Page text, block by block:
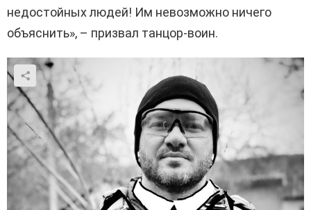
недостойных людей! Им невозможно ничего
объяснить», – призвал танцор-воин.